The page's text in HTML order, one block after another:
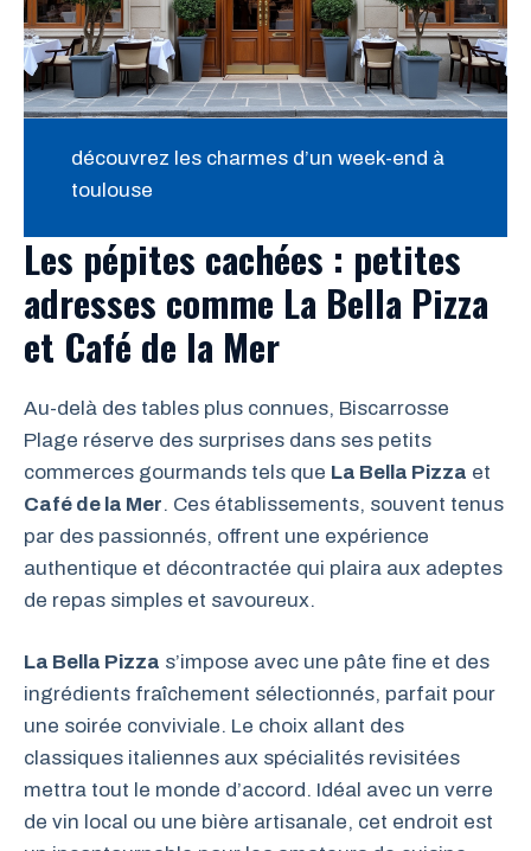
découvrez les charmes d’un week-end à
toulouse
Les pépites cachées : petites
adresses comme La Bella Pizza
et Café de la Mer
Au-delà des tables plus connues, Biscarrosse
Plage réserve des surprises dans ses petits
commerces gourmands tels que La Bella Pizza et
Café de la Mer. Ces établissements, souvent tenus
par des passionnés, offrent une expérience
authentique et décontractée qui plaira aux adeptes
de repas simples et savoureux.
La Bella Pizza s’impose avec une pâte fine et des
ingrédients fraîchement sélectionnés, parfait pour
une soirée conviviale. Le choix allant des
classiques italiennes aux spécialités revisitées
mettra tout le monde d’accord. Idéal avec un verre
de vin local ou une bière artisanale, cet endroit est